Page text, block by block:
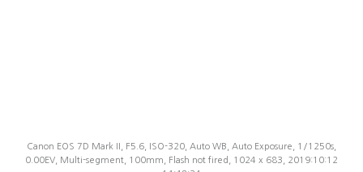
Canon EOS 7D Mark II, F5.6, ISO-320, Auto WB, Auto Exposure, 1/1250s,
0.00EV, Multi-segment, 100mm, Flash not fired, 1024 x 683, 2019:10:12